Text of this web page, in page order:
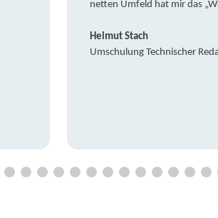
netten Umfeld hat mir das
Helmut Stach
Umschulung Technischer